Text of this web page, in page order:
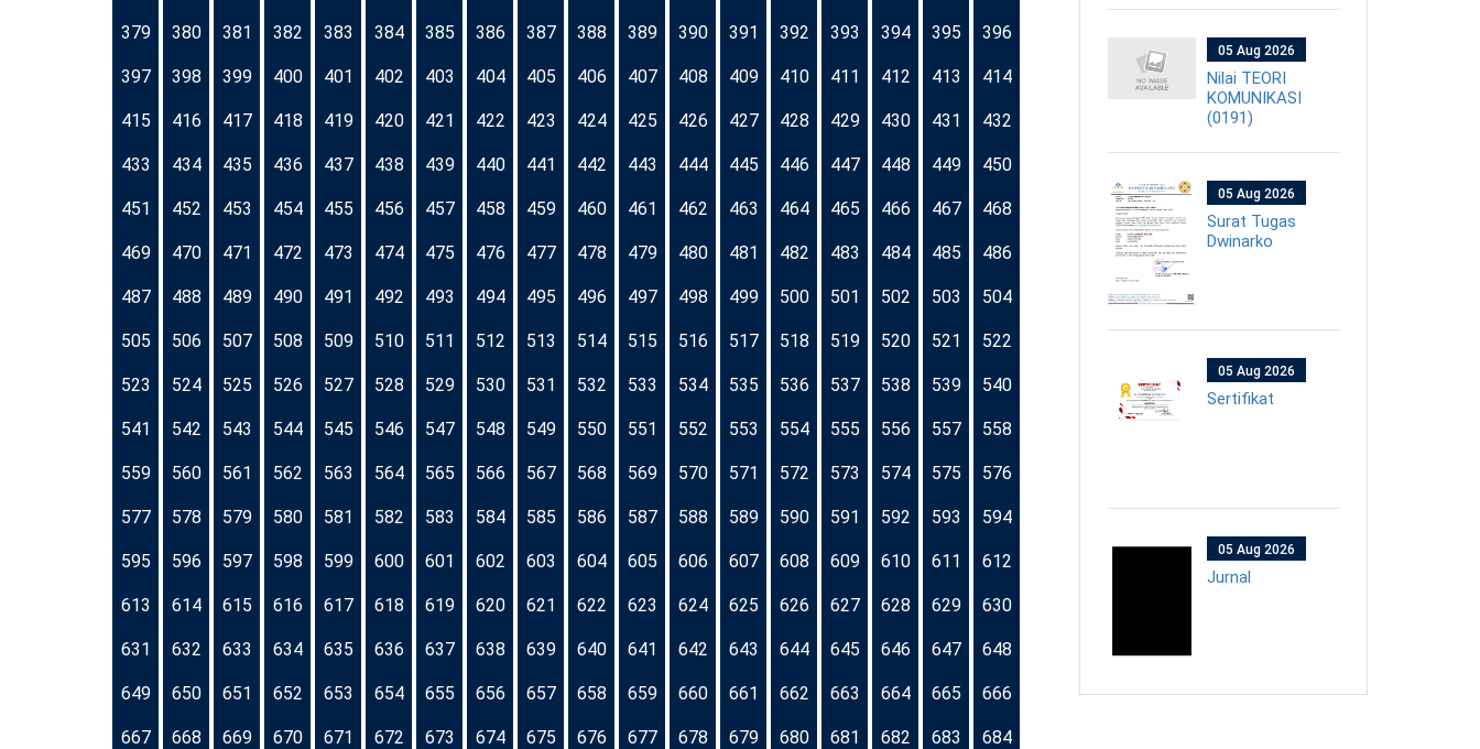
379 380 381 382 383 384 385 386 387 388 389 390 391 392 393 394 395 396
397 398 399 400 401 402 403 404 405 406 407 408 409 410 411 412 413 414
415 416 417 418 419 420 421 422 423 424 425 426 427 428 429 430 431 432
433 434 435 436 437 438 439 440 441 442 443 444 445 446 447 448 449 450
451 452 453 454 455 456 457 458 459 460 461 462 463 464 465 466 467 468
469 470 471 472 473 474 475 476 477 478 479 480 481 482 483 484 485 486
487 488 489 490 491 492 493 494 495 496 497 498 499 500 501 502 503 504
505 506 507 508 509 510 511 512 513 514 515 516 517 518 519 520 521 522
523 524 525 526 527 528 529 530 531 532 533 534 535 536 537 538 539 540
541 542 543 544 545 546 547 548 549 550 551 552 553 554 555 556 557 558
559 560 561 562 563 564 565 566 567 568 569 570 571 572 573 574 575 576
577 578 579 580 581 582 583 584 585 586 587 588 589 590 591 592 593 594
595 596 597 598 599 600 601 602 603 604 605 606 607 608 609 610 611 612
613 614 615 616 617 618 619 620 621 622 623 624 625 626 627 628 629 630
631 632 633 634 635 636 637 638 639 640 641 642 643 644 645 646 647 648
649 650 651 652 653 654 655 656 657 658 659 660 661 662 663 664 665 666
667 668 669 670 671 672 673 674 675 676 677 678 679 680 681 682 683 684
05 Aug 2026
Nilai TEORI
KOMUNIKASI
(0191)
05 Aug 2026
Surat Tugas
Dwinarko
05 Aug 2026
Sertifikat
05 Aug 2026
Jurnal